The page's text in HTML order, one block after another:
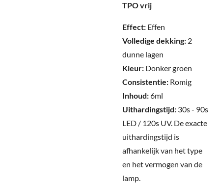
TPO vrij
Effect: Effen
Volledige dekking: 2
dunne lagen
Kleur: Donker groen
Consistentie: Romig
Inhoud:6ml
Uithardingstijd: 30s - 90s
LED / 120s UV. De exacte
uithardingstijd is
afhankelijk van het type
en het vermogen van de
lamp.